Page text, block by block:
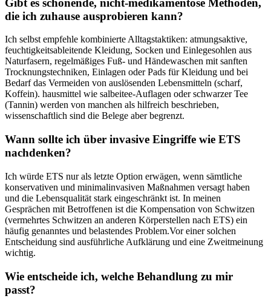
die ich zuhause ausprobieren kann?
Ich ‍selbst empfehle kombinierte Alltagstaktiken: atmungsaktive,
feuchtigkeitsableitende Kleidung, Socken und Einlegesohlen aus
Naturfasern, regelmäßiges⁣ Fuß- ‌und Händewaschen mit sanften
Trocknungstechniken,‍ Einlagen ⁤oder Pads für Kleidung und‍ bei⁢
Bedarf das Vermeiden von auslösenden Lebensmitteln (scharf,
Koffein). hausmittel wie salbeitee-Auflagen oder schwarzer ​Tee‌
(Tannin) ​werden von manchen als hilfreich beschrieben,
wissenschaftlich sind die Belege aber begrenzt.
Wann ⁢sollte ich über invasive Eingriffe wie ETS
nachdenken?
Ich würde ETS nur‌ als‌ letzte Option erwägen,⁢ wenn ⁢sämtliche
konservativen und minimalinvasiven ‍Maßnahmen versagt haben
und die‍ Lebensqualität stark ⁣eingeschränkt‌ ist. In meinen
Gesprächen ⁤mit Betroffenen ist die Kompensation⁣ von Schwitzen
(vermehrtes Schwitzen an⁢ anderen Körperstellen nach ETS) ein
häufig genanntes und ‍belastendes ⁢Problem.Vor einer ‍solchen
Entscheidung sind ausführliche Aufklärung und eine Zweitmeinung
wichtig.
Wie entscheide ich, ⁢welche⁤ Behandlung ​zu⁣ mir
passt?